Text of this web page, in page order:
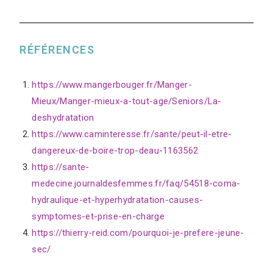
RÉFÉRENCES
https://www.mangerbouger.fr/Manger-
Mieux/Manger-mieux-a-tout-age/Seniors/La-
deshydratation
https://www.caminteresse.fr/sante/peut-il-etre-
dangereux-de-boire-trop-deau-1163562
https://sante-
medecine.journaldesfemmes.fr/faq/54518-coma-
hydraulique-et-hyperhydratation-causes-
symptomes-et-prise-en-charge
https://thierry-reid.com/pourquoi-je-prefere-jeune-
sec/